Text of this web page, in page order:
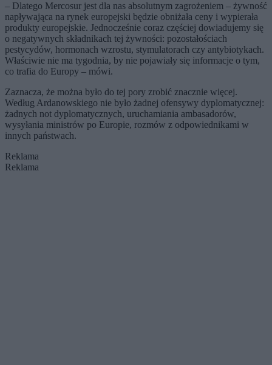
– Dlatego Mercosur jest dla nas absolutnym zagrożeniem – żywność
napływająca na rynek europejski będzie obniżała ceny i wypierała
produkty europejskie. Jednocześnie coraz częściej dowiadujemy się
o negatywnych składnikach tej żywności: pozostałościach
pestycydów, hormonach wzrostu, stymulatorach czy antybiotykach.
Właściwie nie ma tygodnia, by nie pojawiały się informacje o tym,
co trafia do Europy – mówi.
Zaznacza, że można było do tej pory zrobić znacznie więcej.
Według Ardanowskiego nie było żadnej ofensywy dyplomatycznej:
żadnych not dyplomatycznych, uruchamiania ambasadorów,
wysyłania ministrów po Europie, rozmów z odpowiednikami w
innych państwach.
Reklama
Reklama